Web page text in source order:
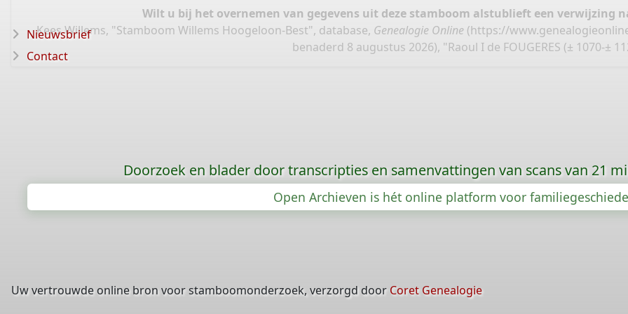
Wilt u bij het overnemen van gegevens uit deze stamboom alstublieft een verwijzing
Kees Willems, "Stamboom Willems Hoogeloon-Best", database, Genealogie Online (https://
benaderd 8 augustus 2026), "Raoul I de FOUGERES (± 1070-±
Nieuwsbrief
Contact
Doorzoek en blader door transcripties en samenvattingen van scans van 21
Open Archieven is hét online platform voor
Uw vertrouwde online bron voor stamboomonderzoek, verzorgd door Coret Genealogie